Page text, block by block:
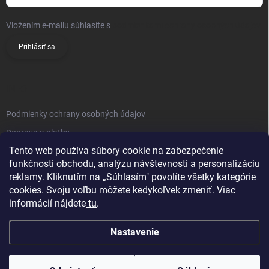
Tento web používa súbory cookie na zabezpečenie
funkčnosti obchodu, analýzu návštevnosti a personalizáciu
reklamy. Kliknutím na „Súhlasím" povolíte všetky kategórie
cookies. Svoju voľbu môžete kedykoľvek zmeniť. Viac
informácií nájdete tu.
Nastavenie
Vložením e-mailu súhlasíte s
Prihlásiť sa
Podmienky ochrany osobných údajov
Doprava a platby
Obchodné podmienky
Reklamačný poriadok
Vrátenie tovaru
Kontakty